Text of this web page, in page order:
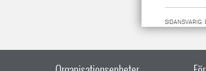
SIDANSVARIG: